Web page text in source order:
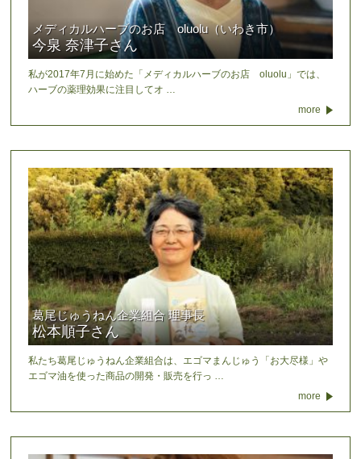
メディカルハーブのお店 oluolu（いわき市）
今泉 奈津子さん
私が2017年7月に始めた「メディカルハーブのお店 oluolu」では、
ハーブの薬理効果に注目してオ …
more
葛尾じゅうねん企業組合 理事長
松本順子さん
私たち葛尾じゅうねん企業組合は、エゴマまんじゅう「お大尽様」や
エゴマ油を使った商品の開発・販売を行っ …
more